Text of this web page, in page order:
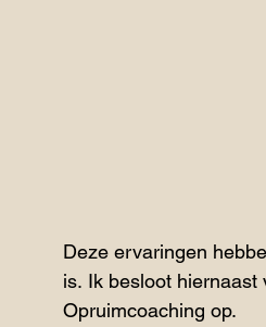
Deze ervaringen
is. Ik besloot
Opruimcoaching op.​